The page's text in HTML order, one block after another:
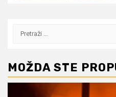
Pretraži:
MOŽDA STE